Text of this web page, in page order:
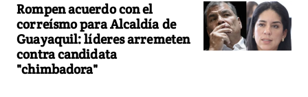
Rompen acuerdo con el
correísmo para Alcaldía de
Guayaquil: líderes arremeten
contra candidata
"chimbadora"